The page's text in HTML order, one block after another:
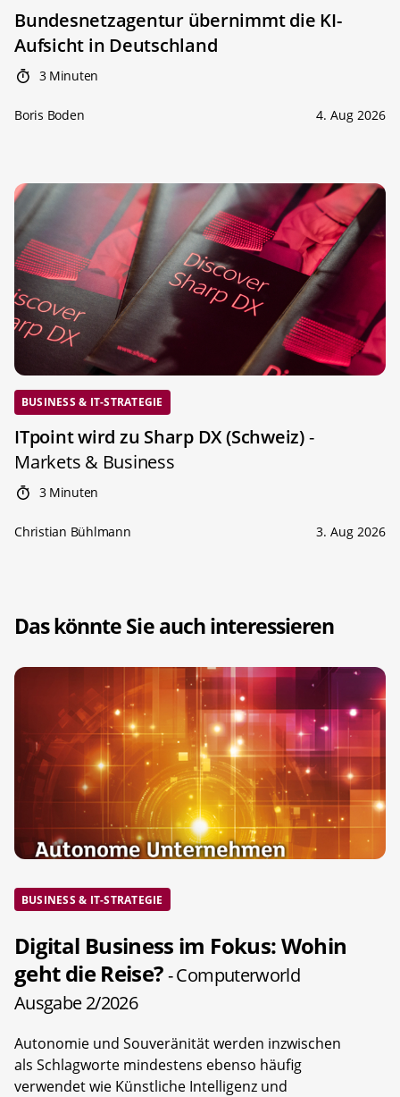
Bundesnetzagentur übernimmt die KI-
Aufsicht in Deutschland
3 Minuten
Boris Boden 4. Aug 2026
BUSINESS & IT-STRATEGIE
ITpoint wird zu Sharp DX (Schweiz)-
Markets & Business
3 Minuten
Christian Bühlmann 3. Aug 2026
Das könnte Sie auch interessieren
BUSINESS & IT-STRATEGIE
Digital Business im Fokus: Wohin
geht die Reise?- Computerworld
Ausgabe 2/2026
Autonomie und Souveränität werden inzwischen
als Schlagworte mindestens ebenso häufig
verwendet wie Künstliche Intelligenz und